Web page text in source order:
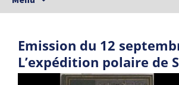
Emission du 12
L’expédition polaire de